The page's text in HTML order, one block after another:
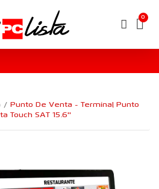
Punto De Venta - Terminal Punto
Touch SAT 15.6''